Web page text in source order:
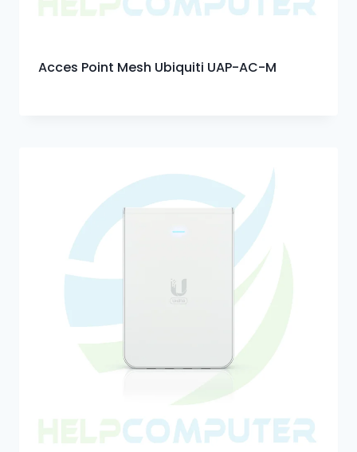
Acces Point Mesh Ubiquiti UAP-AC-M